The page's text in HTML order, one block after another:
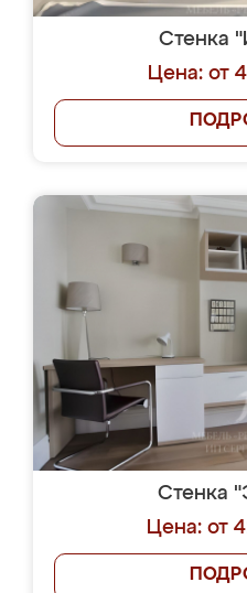
Стенка
Цена: от
Стенка
Цена: от